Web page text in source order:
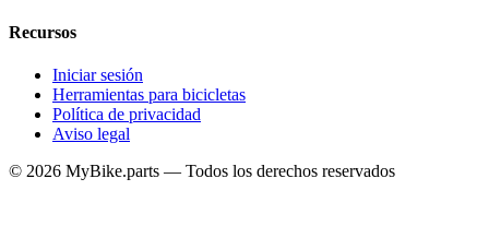
Recursos
Iniciar sesión
Herramientas para bicicletas
Política de privacidad
Aviso legal
© 2026 MyBike.parts — Todos los derechos reservados